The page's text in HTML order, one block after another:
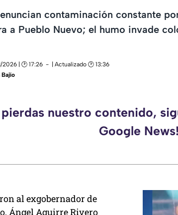
contaminación constante
a Pueblo Nuevo; el humo invade
| 🕑 17:26
| Actualizado 🕑 13:36
pierdas nuestro contenido,
Google News!
al exgobernador de
Ángel Aguirre Rivero